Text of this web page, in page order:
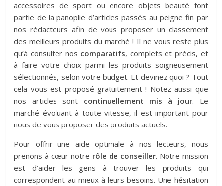
accessoires de sport ou encore objets beauté font
partie de la panoplie d’articles passés au peigne fin par
nos rédacteurs afin de vous proposer un classement
des meilleurs produits du marché ! Il ne vous reste plus
qu’à consulter nos comparatifs, complets et précis, et
à faire votre choix parmi les produits soigneusement
sélectionnés, selon votre budget. Et devinez quoi ? Tout
cela vous est proposé gratuitement ! Notez aussi que
nos articles sont continuellement mis à jour. Le
marché évoluant à toute vitesse, il est important pour
nous de vous proposer des produits actuels.
Pour offrir une aide optimale à nos lecteurs, nous
prenons à cœur notre rôle de conseiller. Notre mission
est d’aider les gens à trouver les produits qui
correspondent au mieux à leurs besoins. Une hésitation